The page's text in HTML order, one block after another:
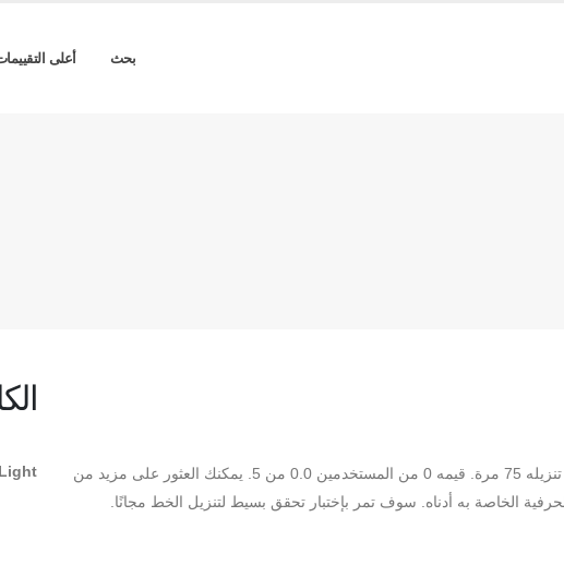
بحث أعلى
** Aref_Menna Light ** هو Light TrueType تم تنزيله 75 مرة. قيمه 0 من المستخدمين 0.0 من 5. يمكنك العثور على مزيد من
Light